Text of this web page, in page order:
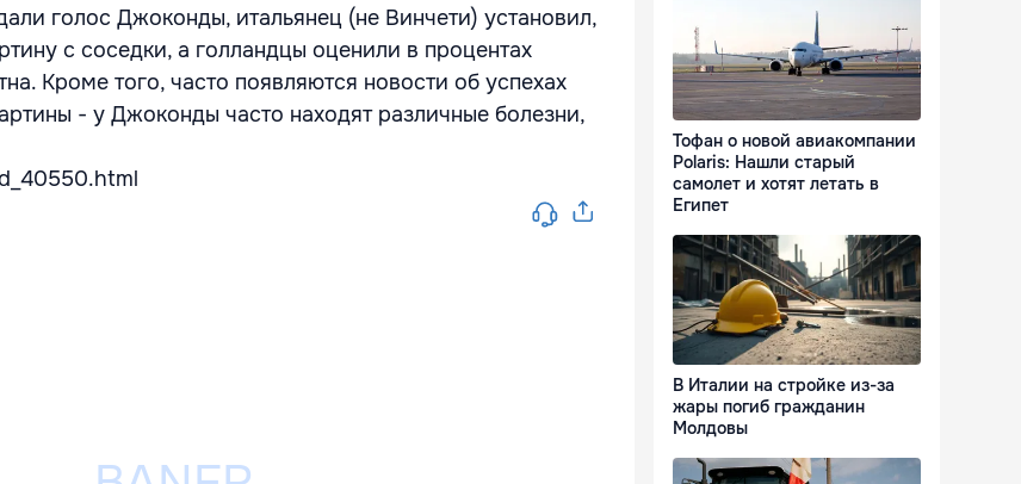
голос Джоконды, итальянец (не Винчети) установил,
с соседки, а голландцы оценили в процентах
Кроме того, часто появляются новости об успехах
- у Джоконды часто находят различные болезни,
Тофан о новой авиакомпании
Polaris: Нашли старый
самолет и хотят летать в
Египет
В Италии на стройке из-за
жары погиб гражданин
Молдовы